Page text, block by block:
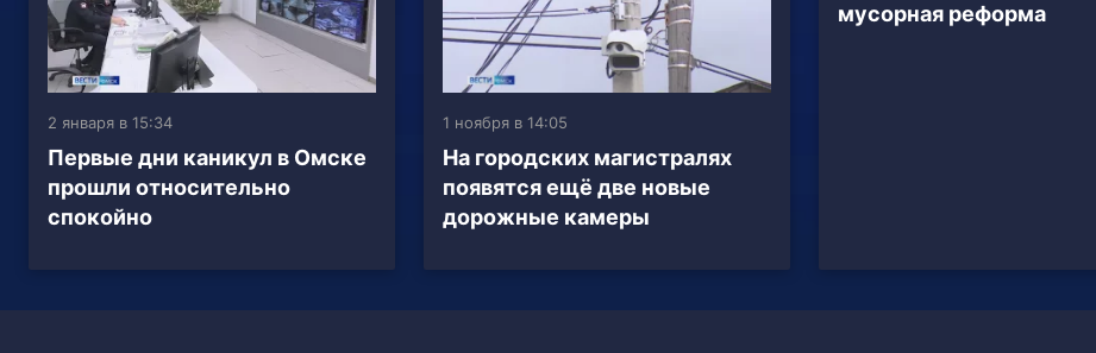
2 января в 15:34
Первые дни каникул в Омске
прошли относительно
спокойно
1 ноября в 14:05
На городских магистралях
появятся ещё две новые
дорожные камеры
мусорная реформа